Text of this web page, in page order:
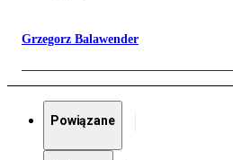
Grzegorz Balawender
Powiązane